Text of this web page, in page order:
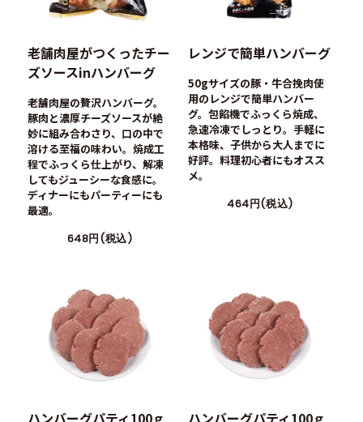
老舗肉屋がつくったチー
ズソースinハンバーグ
老舗肉屋の贅沢ハンバーグ。
豚肉と濃厚チーズソースが絶
妙に組み合わさり、口の中で
溶ける至福の味わい。焼成工
程でふっくら仕上がり、解凍
してもジューシーな食感に。
ディナーにもパーティーにも
最適。
648円(税込)
レンジで簡単ハンバーグ
50gサイズの豚・牛合挽肉使
用のレンジで簡単ハンバー
グ。包餡機でふっくら焼成、
急速冷凍でしっとり。手軽に
本格味、子供から大人までに
好評。料理初心者にもオスス
メ。
464円(税込)
ハンバーグパティ100ｇ ハンバーグパティ100ｇ